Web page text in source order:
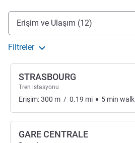
Erişim ve ulaşım
Erişim ve Ulaşım (12)
Filtreler
STRASBOURG
Tren istasyonu
Erişim:300 m / 0.19 mi 5 min walk
GARE CENTRALE